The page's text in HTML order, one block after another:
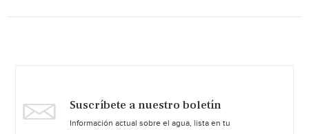
Suscríbete a nuestro boletín
Información actual sobre el agua, lista en tu